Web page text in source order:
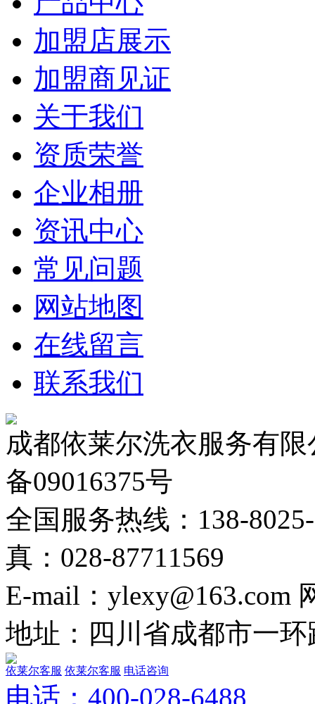
加盟店展示
加盟商见证
关于我们
资质荣誉
企业相册
资讯中心
常见问题
网站地图
在线留言
联系我们
成都依莱尔洗衣服务有
备09016375号
全国服务热线：138-
真：028-87711569
E-mail：ylexy@163.com
地址：四川省成都市一
依莱尔客服 依莱尔客服 电话咨询
电话： 400-028-6488